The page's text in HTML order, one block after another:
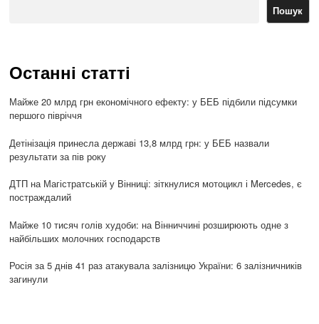
Пошук
Останні статті
Майже 20 млрд грн економічного ефекту: у БЕБ підбили підсумки
першого півріччя
Детінізація принесла державі 13,8 млрд грн: у БЕБ назвали
результати за пів року
ДТП на Магістратській у Вінниці: зіткнулися мотоцикл і Mercedes, є
постраждалий
Майже 10 тисяч голів худоби: на Вінниччині розширюють одне з
найбільших молочних господарств
Росія за 5 днів 41 раз атакувала залізницю України: 6 залізничників
загинули